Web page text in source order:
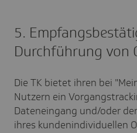
5.
Durchführung von
Die TK bietet ihren bei
Nutzern ein
Dateneingang und/oder
ihres kundenindividuellen